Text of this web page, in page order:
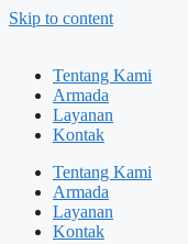
Skip to content
Tentang Kami
Armada
Layanan
Kontak
Tentang Kami
Armada
Layanan
Kontak